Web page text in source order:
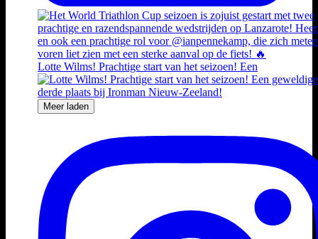
Lotte Wilms! Prachtige start van het seizoen! Een
Meer laden